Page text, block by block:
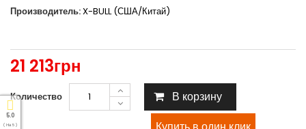
Производитель:X-BULL (США/Китай)
21 213грн
Количество В корзину
5.0
( На 5 )